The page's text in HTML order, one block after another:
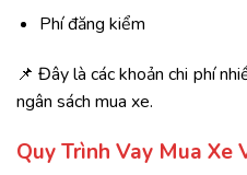
Phí đăng kiểm
📌 Đây là các khoản chi phí
ngân sách mua xe.
Quy Trình Vay Mua Xe